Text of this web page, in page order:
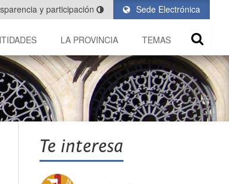
Sede Electrónica
y participación
LA PROVINCIA TEMAS
Te interesa